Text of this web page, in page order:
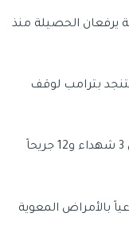
شهداء بـ24 ساعة يرفعان الحصيلة منذ
بترامب لوقف
1203 منذ وقف النار.. وصول 3 شهداء و12 جريحاً
بالأمراض المعوية